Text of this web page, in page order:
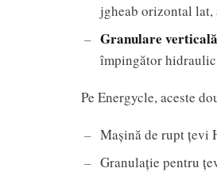
jgheab orizontal
Granulare
împingător
Pe Energycle, aceste
Mașină de rupt țevi
Granulație pentru